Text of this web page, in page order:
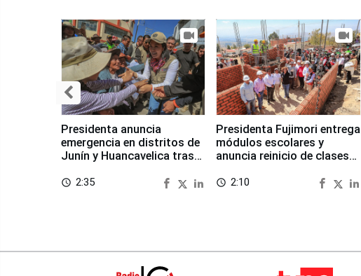
Presidenta anuncia
emergencia en distritos de
Junín y Huancavelica tras
access_time 2:35
Presidenta Fujimori entrega
módulos escolares y
anuncia reinicio de clases
access_time 2:10